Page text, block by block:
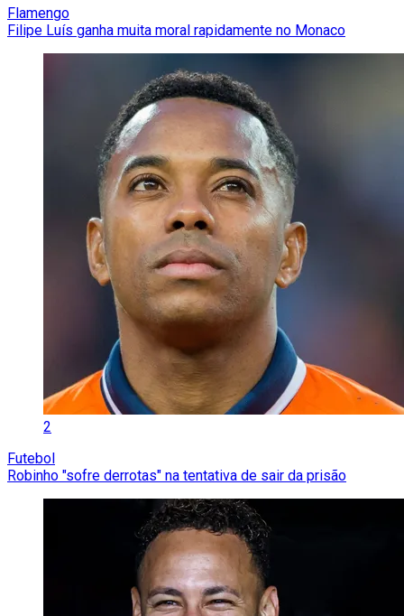
Flamengo
Filipe Luís ganha muita moral rapidamente no Monaco
2
Futebol
Robinho "sofre derrotas" na tentativa de sair da prisão